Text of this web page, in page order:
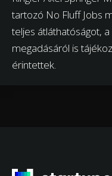
tartozó No Fluff Jobs
teljes átláthatóságot,
megadásáról is
érintettek.